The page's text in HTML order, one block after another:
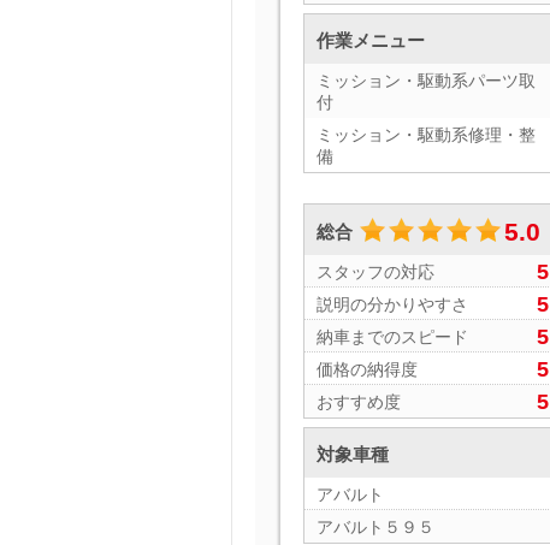
作業メニュー
ミッション・駆動系パーツ取
付
ミッション・駆動系修理・整
備
総合 5.0
スタッフの対応 5
説明の分かりやすさ 5
納車までのスピード 5
価格の納得度 5
おすすめ度 5
対象車種
アバルト
アバルト５９５